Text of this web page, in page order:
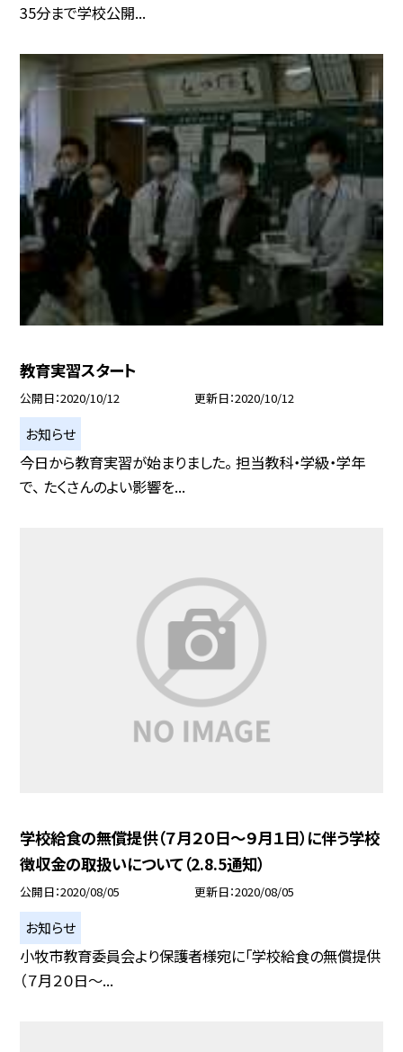
35分まで学校公開...
教育実習スタート
公開日 2020/10/12 更新日 2020/10/12
お知らせ
今日から教育実習が始まりました。 担当教科・学級・学年
で、 たくさんのよい影響を...
学校給食の無償提供（７月２０日〜９月１日）に伴う学校
徴収金の取扱いについて（2.8.5通知）
公開日 2020/08/05 更新日 2020/08/05
お知らせ
小牧市教育委員会より保護者様宛に「学校給食の無償提供
（７月２０日〜...